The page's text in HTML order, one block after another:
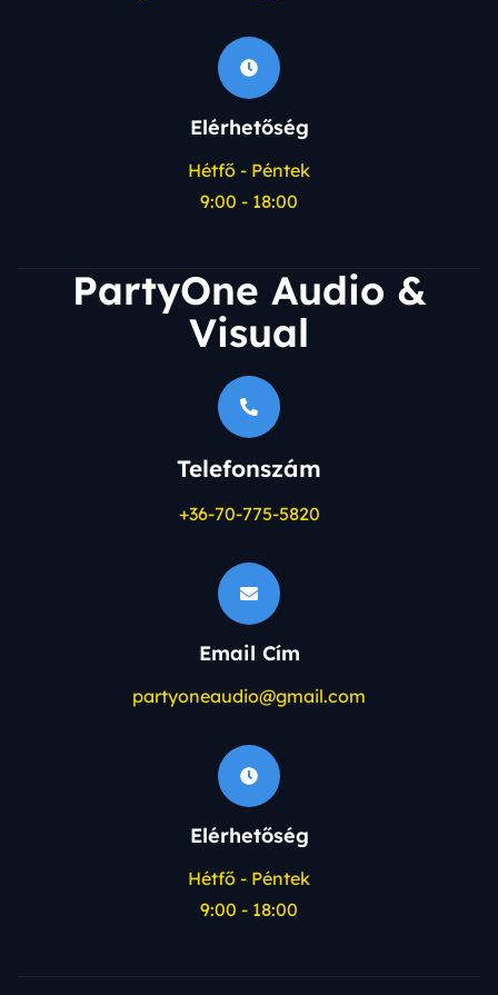
Elérhetőség
Hétfő - Péntek
9:00 - 18:00
PartyOne Audio &
Visual
Telefonszám
+36-70-775-5820
Email Cím
partyoneaudio@gmail.com
Elérhetőség
Hétfő - Péntek
9:00 - 18:00